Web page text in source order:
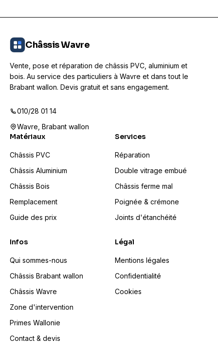
Châssis Wavre
Vente, pose et réparation de châssis PVC, aluminium et
bois. Au service des particuliers à Wavre et dans tout le
Brabant wallon. Devis gratuit et sans engagement.
010/28 01 14
Wavre, Brabant wallon
Matériaux
Châssis PVC
Châssis Aluminium
Châssis Bois
Remplacement
Guide des prix
Services
Réparation
Double vitrage embué
Châssis ferme mal
Poignée & crémone
Joints d'étanchéité
Infos
Qui sommes-nous
Châssis Brabant wallon
Châssis Wavre
Zone d'intervention
Primes Wallonie
Contact & devis
Légal
Mentions légales
Confidentialité
Cookies